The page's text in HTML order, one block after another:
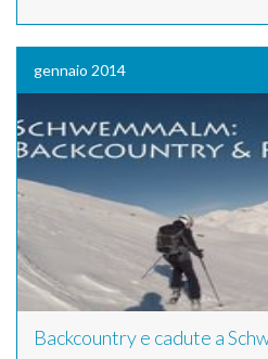
gennaio 2014
Backcountry e cadute a